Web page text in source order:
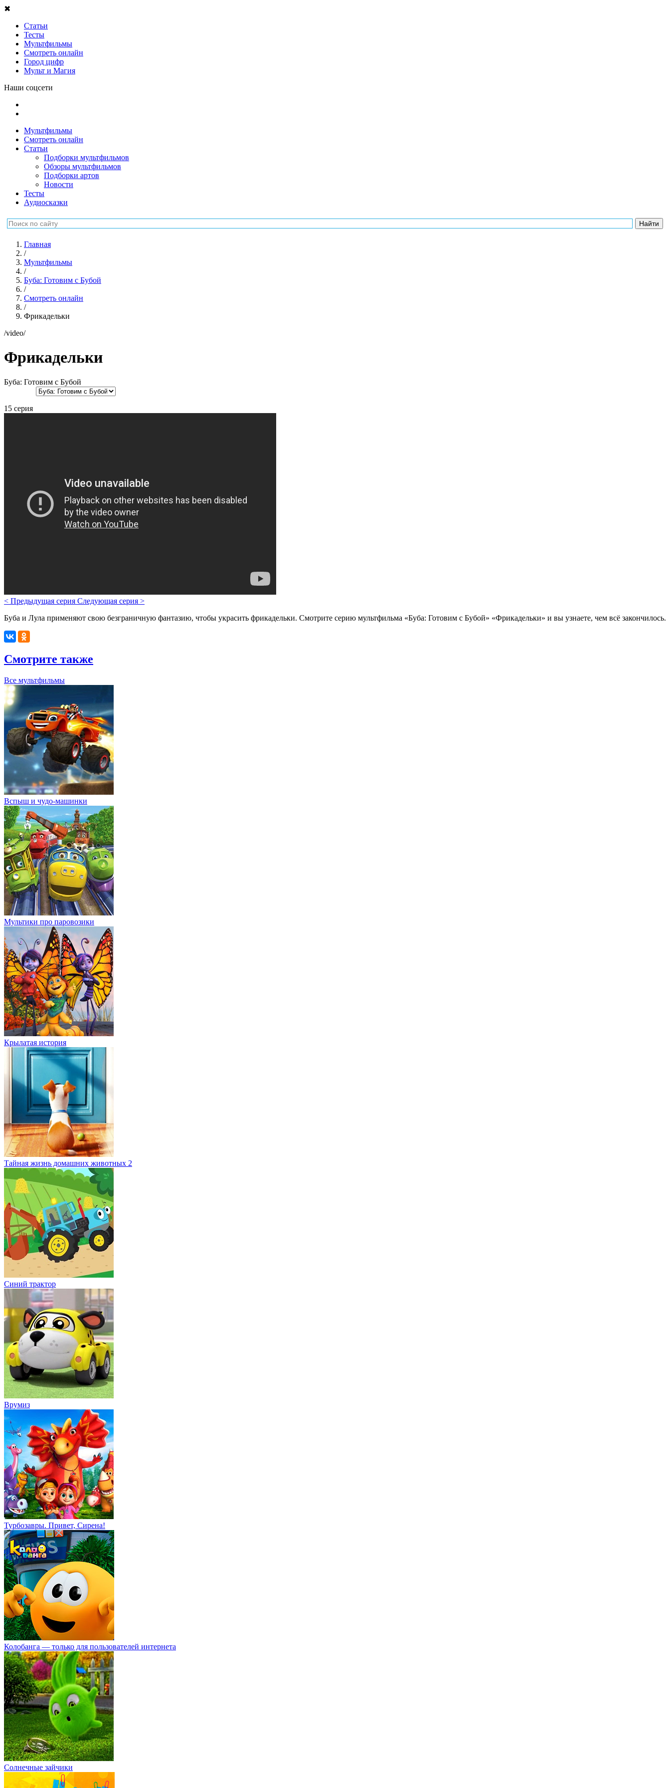
✖
Статьи
Тесты
Мультфильмы
Смотреть онлайн
Город цифр
Мульт и Магия
Наши соцсети
Мультфильмы
Смотреть онлайн
Статьи
Подборки мультфильмов
Обзоры мультфильмов
Подборки артов
Новости
Тесты
Аудиосказки
Главная
/
Мультфильмы
/
Буба: Готовим с Бубой
/
Смотреть онлайн
/
Фрикадельки
/video/
Фрикадельки
Буба: Готовим с Бубой
15 серия
< Предыдущая серия Следующая серия >
Буба и Лула применяют свою безграничную фантазию, чтобы украсить фрикадельки. Смотрите серию мультфильма «Буба: Готовим с Бубой» «Фрикадельки» и вы узнаете, чем всё закончилось.
Смотрите также
Все мультфильмы
Вспыш и чудо-машинки
Мультики про паровозики
Крылатая история
Тайная жизнь домашних животных 2
Синий трактор
Врумиз
Турбозавры. Привет, Сирена!
Колобанга — только для пользователей интернета
Солнечные зайчики